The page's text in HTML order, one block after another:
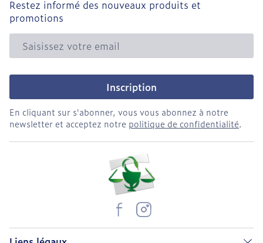
Restez informé des nouveaux produits et
promotions
Adresse mail
Inscription
En cliquant sur s'abonner, vous vous abonnez à notre
newsletter et acceptez notre politique de confidentialité.